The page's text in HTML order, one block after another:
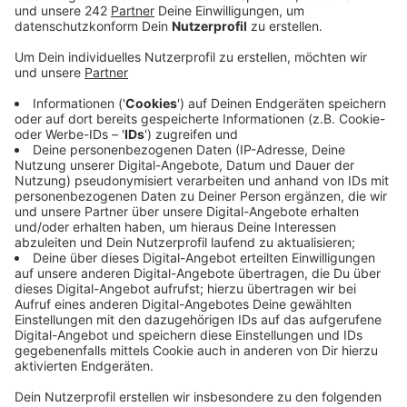
Veröffentlicht:Donnerstag, 07.11.2024 10:19
Anzeige
Hintergrund ist, dass das normale Deutschlandticket
teurer wird und das wirkt sich auch auf die rabattierten
Tickets, wie das Schüler-Deutschlandticket in Köln
aus. 47.000 Schülerinnen und Schüler nutzen das
Ticket bei uns in Köln. Vor gut einem Jahr hatte der
Stadtrat beschlossen, das bisherige Schülerticket
gegen die Deutschland-Variante zu tauschen. Die CDU
im Stadtrat war damals dagegen. Sie spricht von einer
Fehlentscheidung des Rates und überlegt jetzt, zum
alten Schülerticket zurückzukehren. Es wird nach der
Preiserhöhung auf 38 Euro spürbar günstiger sein als
das Deutschlandticket Schule. Das VRS-Schülerticket
gilt nur im Verkehrsverbund, zu bestimmten Zeiten